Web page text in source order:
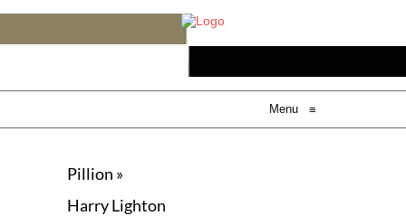
Menu ≡
Pillion »
Harry Lighton